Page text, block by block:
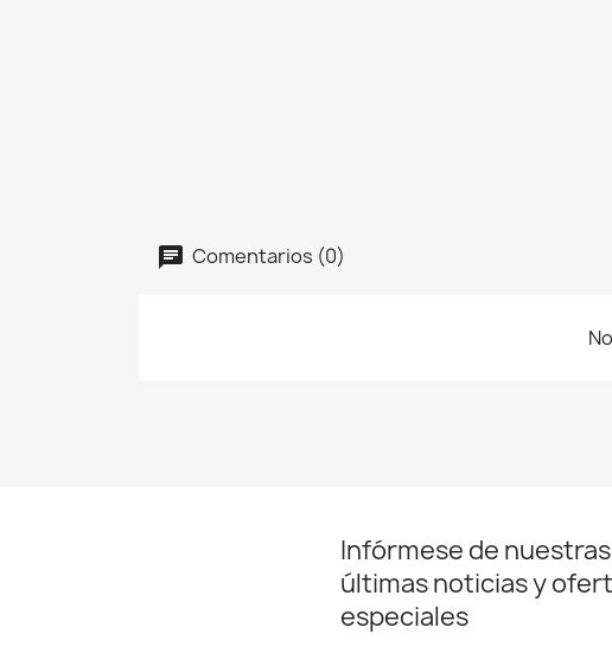
Comentarios (0)
Infórmese de nuestras
últimas noticias y
especiales